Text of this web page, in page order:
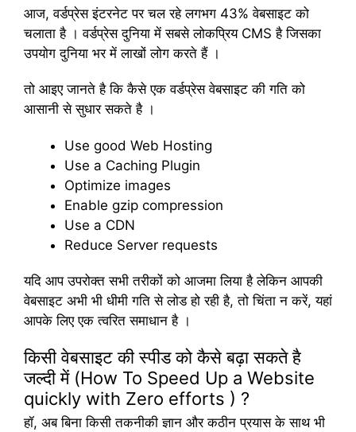
आज, वर्डप्रेस इंटरनेट पर चल रहे लगभग 43% वेबसाइट को
चलाता है । वर्डप्रेस दुनिया में सबसे लोकप्रिय CMS है जिसका
उपयोग दुनिया भर में लाखों लोग करते हैं ।
तो आइए जानते है कि कैसे एक वर्डप्रेस वेबसाइट की गति को
आसानी से सुधार सकते है ।
Use good Web Hosting
Use a Caching Plugin
Optimize images
Enable gzip compression
Use a CDN
Reduce Server requests
यदि आप उपरोक्त सभी तरीकों को आजमा लिया है लेकिन आपकी
वेबसाइट अभी भी धीमी गति से लोड हो रही है, तो चिंता न करें, यहां
आपके लिए एक त्वरित समाधान है ।
किसी वेबसाइट की स्पीड को कैसे बढ़ा सकते है
जल्दी में (How To Speed Up a Website
quickly with Zero efforts ) ?
हॉ, अब बिना किसी तकनीकी ज्ञान और कठीन प्रयास के साथ भी